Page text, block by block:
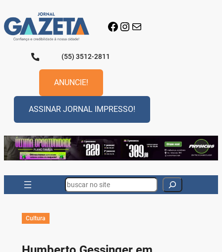
para
o
conteúdo
Facebook
Instagram
E-mail
(55) 3512-2811
ANUNCIE!
ASSINAR JORNAL IMPRESSO!
Search
Cultura